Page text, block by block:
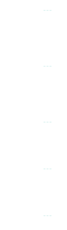
---
---
---
---
---